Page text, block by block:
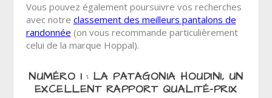
Vous pouvez également poursuivre vos recherches
avec notre classement des meilleurs pantalons de
randonnée (on vous recommande particulièrement
celui de la marque Hoppal).
NUMÉRO 1 : LA PATAGONIA HOUDINI, UN
EXCELLENT RAPPORT QUALITÉ-PRIX